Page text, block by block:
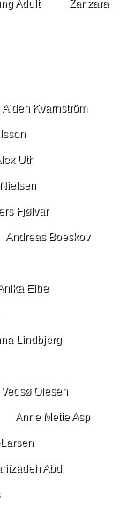
Adult Zanzara
Aiden Kvarnström
Uth
Fjølvar
Andreas Boeskov
Eibe
Lindbjerg
Olesen
Anne Mette Asp
Abdi